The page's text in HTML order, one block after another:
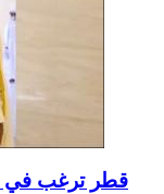
قطر ترغب في